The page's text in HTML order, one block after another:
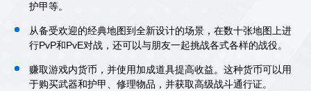
护甲等。
从备受欢迎的经典地图到全新设计的场景，在数十张地图上进
行PvP和PvE对战，还可以与朋友一起挑战各式各样的战役。
赚取游戏内货币，并使用加成道具提高收益。这种货币可以用
于购买武器和护甲、修理物品，并获取高级战斗通行证。